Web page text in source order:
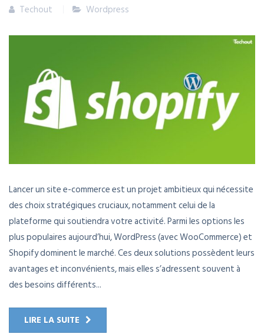
Techout Wordpress
Lancer un site e-commerce est un projet ambitieux qui nécessite
des choix stratégiques cruciaux, notamment celui de la
plateforme qui soutiendra votre activité. Parmi les options les
plus populaires aujourd’hui, WordPress (avec WooCommerce) et
Shopify dominent le marché. Ces deux solutions possèdent leurs
avantages et inconvénients, mais elles s’adressent souvent à
des besoins différents...
LIRE LA SUITE